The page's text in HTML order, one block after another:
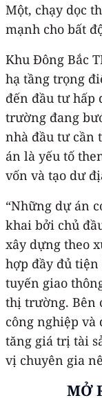
Một, chạy dọc
mạnh cho bất
Khu Đông Bắc
hạ tầng trọng
đến đầu tư hấp
trường đang
nhà đầu tư cần
án là yếu tố
vốn và tạo dư
“Những dự án
khai bởi chủ
xây dựng theo
hợp đầy đủ
tuyến giao
thị trường. Bên
công nghiệp và
tăng giá trị tài
vị chuyên gia
MỞ